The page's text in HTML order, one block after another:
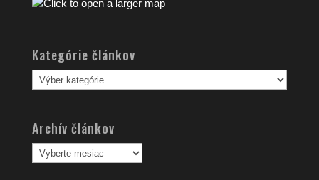
Kategórie článkov
Kategórie
článkov
Archív článkov
Archív
článkov